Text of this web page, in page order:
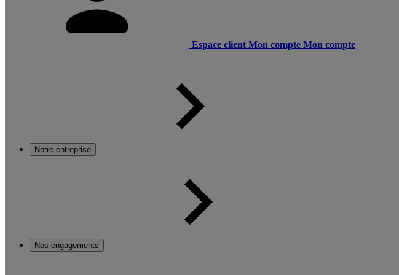
Espace client Mon compte Mon compte
Notre entreprise
Nos engagements